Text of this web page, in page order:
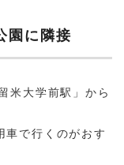
園に隣接
米大学前駅」から
車で行くのがおす